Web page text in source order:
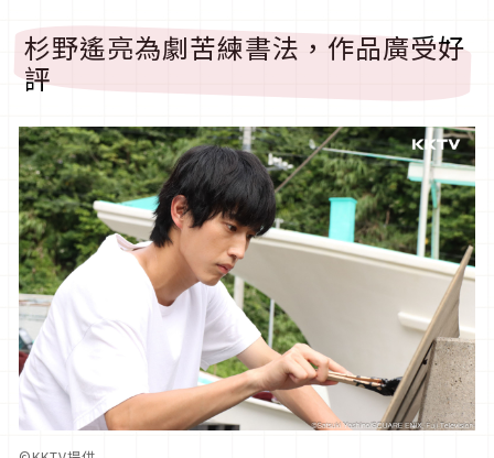
杉野遙亮為劇苦練書法，作品廣受好
評